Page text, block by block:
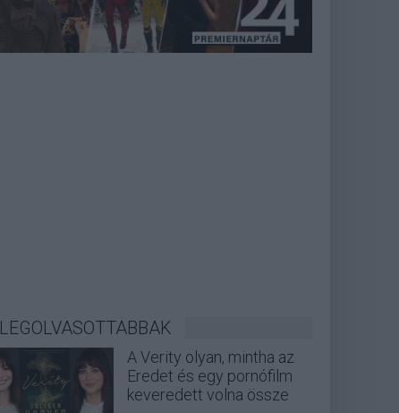
LEGOLVASOTTABBAK
A Verity olyan, mintha az
Eredet és egy pornófilm
keveredett volna össze